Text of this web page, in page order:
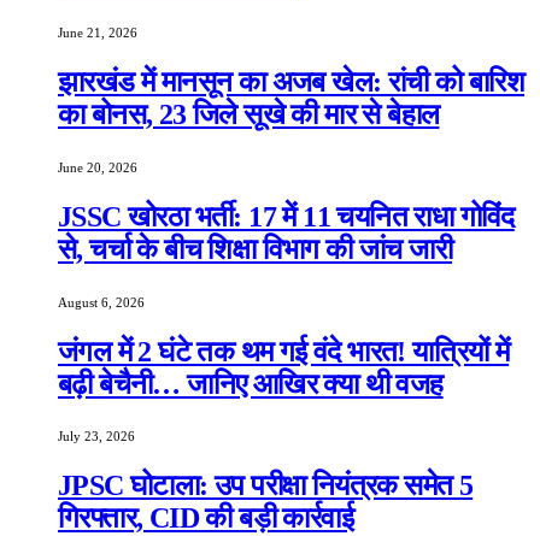
June 21, 2026
झारखंड में मानसून का अजब खेल: रांची को बारिश
का बोनस, 23 जिले सूखे की मार से बेहाल
June 20, 2026
JSSC खोरठा भर्ती: 17 में 11 चयनित राधा गोविंद
से, चर्चा के बीच शिक्षा विभाग की जांच जारी
August 6, 2026
जंगल में 2 घंटे तक थम गई वंदे भारत! यात्रियों में
बढ़ी बेचैनी… जानिए आखिर क्या थी वजह
July 23, 2026
JPSC घोटाला: उप परीक्षा नियंत्रक समेत 5
गिरफ्तार, CID की बड़ी कार्रवाई